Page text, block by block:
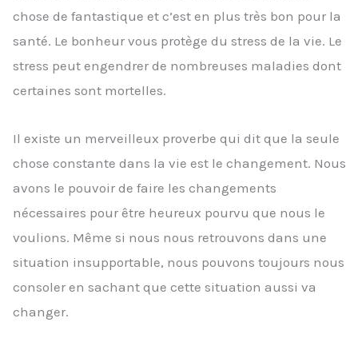
chose de fantastique et c’est en plus très bon pour la
santé. Le bonheur vous protège du stress de la vie. Le
stress peut engendrer de nombreuses maladies dont
certaines sont mortelles.
Il existe un merveilleux proverbe qui dit que la seule
chose constante dans la vie est le changement. Nous
avons le pouvoir de faire les changements
nécessaires pour être heureux pourvu que nous le
voulions. Même si nous nous retrouvons dans une
situation insupportable, nous pouvons toujours nous
consoler en sachant que cette situation aussi va
changer.